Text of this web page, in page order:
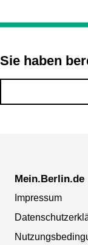
Sie haben
Mein.Berlin.de
Impressum